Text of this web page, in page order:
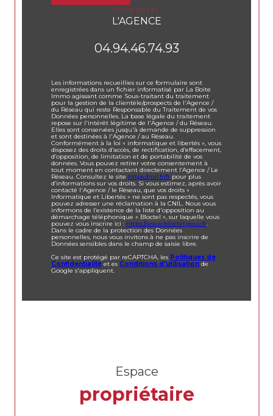
contacter
L'AGENCE
04.94.46.74.93
Les informations recueillies sur ce formulaire sont
enregistrées dans un fichier informatisé par La Boite
Immo agissant comme Sous-traitant du traitement
pour la gestion de la clientèle/prospects de l'Agence /
du Réseau qui reste Responsable du Traitement de vos
Données personnelles. La base légale du traitement
repose sur l'intérêt légitime de l'Agence / du Réseau.
Elles sont conservées jusqu'à demande de suppression
et sont destinées à l'Agence / au Réseau.
Conformément à la loi « informatique et libertés », vous
disposez des droits d’accès, de rectification, d’effacement,
d’opposition, de limitation et de portabilité de vos
données. Vous pouvez retirer votre consentement à
tout moment en contactant directement l’Agence / Le
Réseau. Consultez le site https://cnil.fr/fr pour plus
d’informations sur vos droits. Si vous estimez, après avoir
contacté l'Agence / le Réseau, que vos droits «
Informatique et Libertés » ne sont pas respectés, vous
pouvez adresser une réclamation à la CNIL. Nous vous
informons de l’existence de la liste d'opposition au
démarchage téléphonique « Bloctel », sur laquelle vous
pouvez vous inscrire ici : https://www.bloctel.gouv.fr.
Dans le cadre de la protection des Données
personnelles, nous vous invitons à ne pas inscrire de
Données sensibles dans le champ de saisie libre.
Ce site est protégé par reCAPTCHA, les Politiques de
Confidentialité et es Conditions d'utilisation de
Google s'appliquent.
Espace
propriétaire